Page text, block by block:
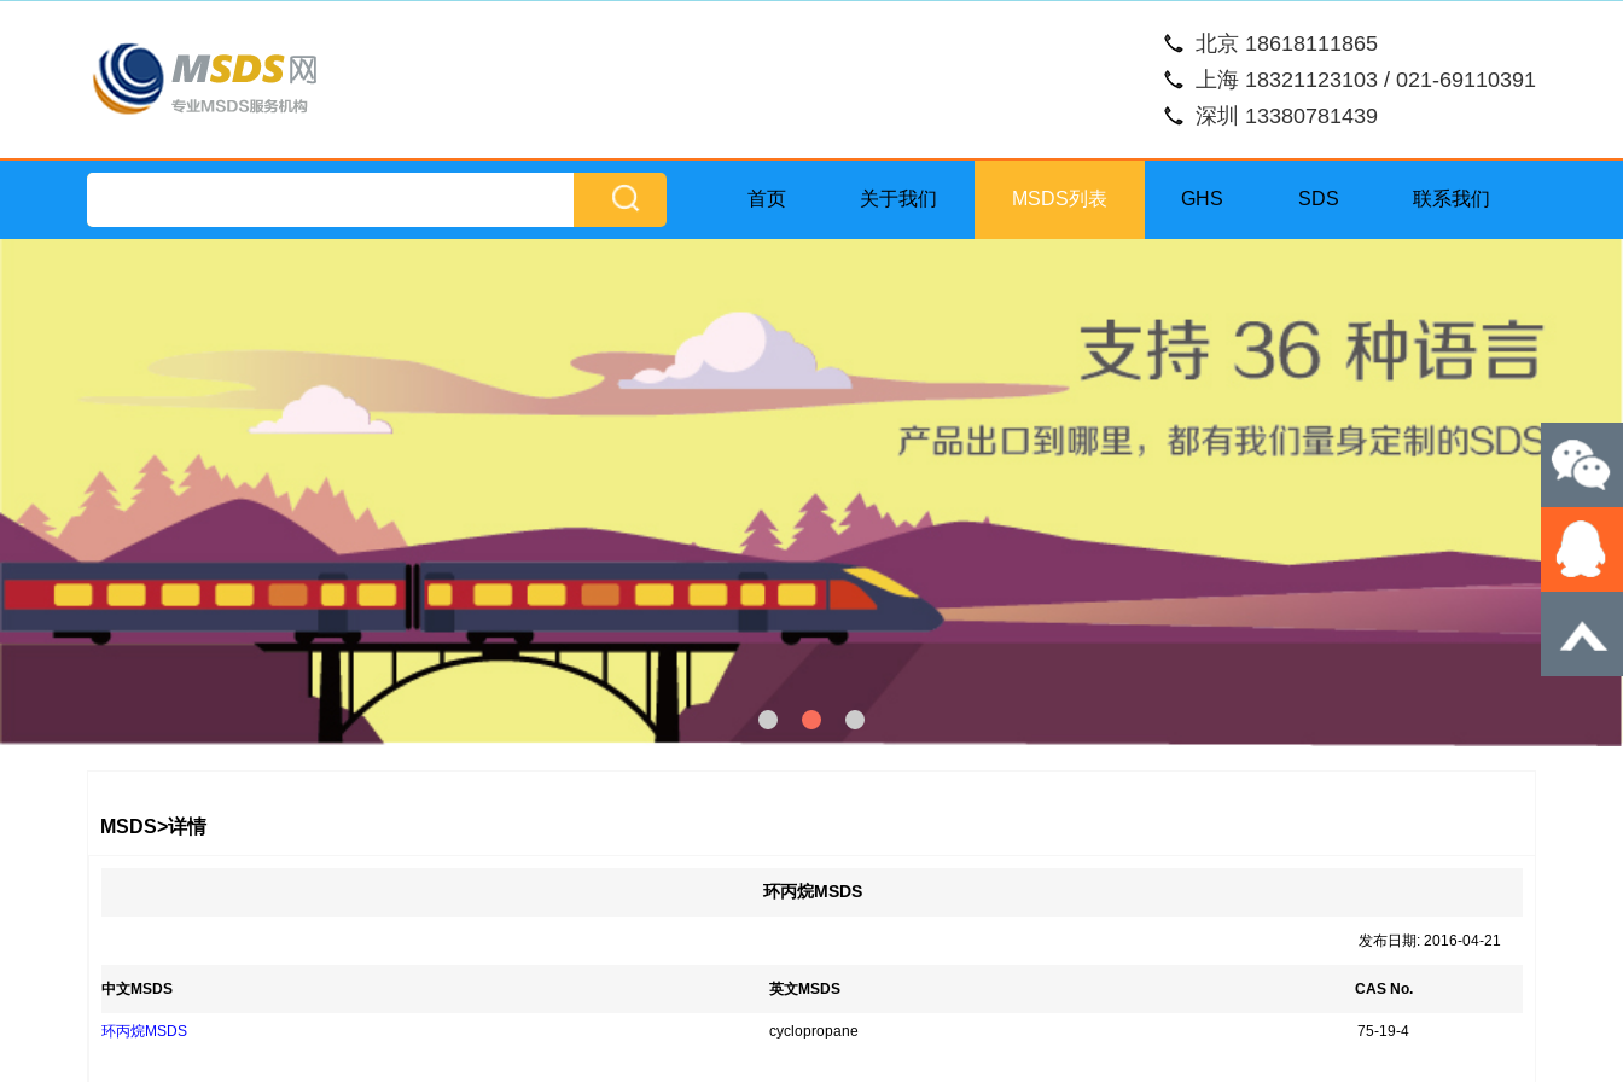
北京 18618111865
上海 18321123103 / 021-69110391
深圳 13380781439
首页 关于我们 MSDS列表 GHS SDS 联系我们
MSDS>详情
环丙烷MSDS
发布日期: 2016-04-21
中文MSDS 英文MSDS CAS No.
环丙烷MSDS cyclopropane 75-19-4